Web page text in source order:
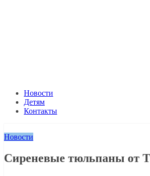
Новости
Детям
Контакты
Новости
Сиреневые тюльпаны от